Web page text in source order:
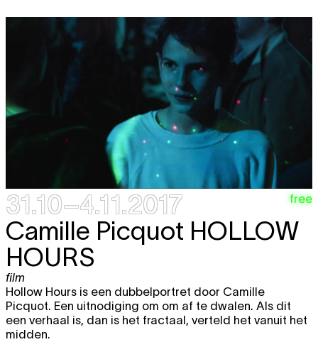
31.10–4.11.2017 free
Camille Picquot HOLLOW
HOURS
film
Hollow Hours is een dubbelportret door Camille
Picquot. Een uitnodiging om om af te dwalen. Als dit
een verhaal is, dan is het fractaal, verteld het vanuit het
midden.